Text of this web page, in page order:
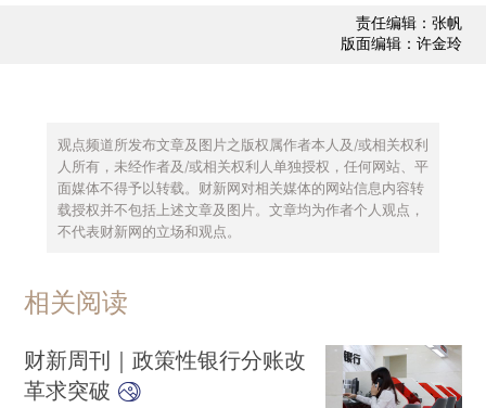
责任编辑：张帆
版面编辑：许金玲
观点频道所发布文章及图片之版权属作者本人及/或相关权利
人所有，未经作者及/或相关权利人单独授权，任何网站、平
面媒体不得予以转载。财新网对相关媒体的网站信息内容转
载授权并不包括上述文章及图片。文章均为作者个人观点，
不代表财新网的立场和观点。
相关阅读
财新周刊｜政策性银行分账改
革求突破